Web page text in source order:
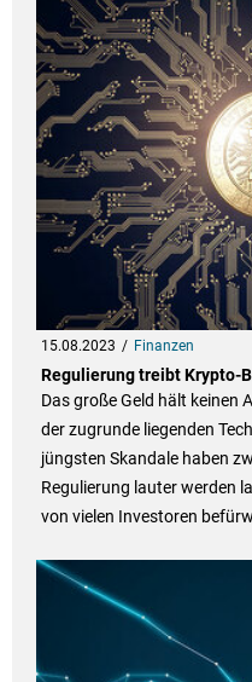
15.08.2023 Finanzen
Regulierung treibt Krypto-
Das große Geld hält keinen
der zugrunde liegenden
jüngsten Skandale haben
Regulierung lauter werden
von vielen Investoren